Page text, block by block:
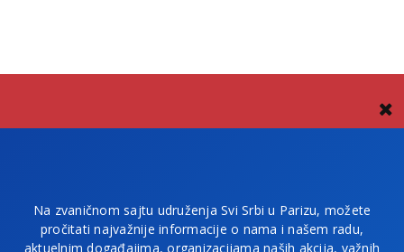
Na zvaničnom sajtu udruženja Svi Srbi u Parizu, možete
pročitati najvažnije informacije o nama i našem radu,
aktuelnim događajima, organizacijama naših akcija, važnih